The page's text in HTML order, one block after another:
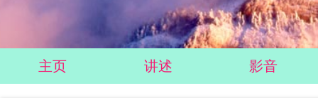
主页 讲述 影音